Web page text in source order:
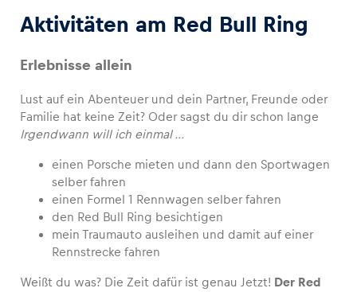
Aktivitäten am Red Bull Ring
Erlebnisse allein
Lust auf ein Abenteuer und dein Partner, Freunde oder
Familie hat keine Zeit? Oder sagst du dir schon lange
Irgendwann will ich einmal …
einen Porsche mieten und dann den Sportwagen
selber fahren
einen Formel 1 Rennwagen selber fahren
den Red Bull Ring besichtigen
mein Traumauto ausleihen und damit auf einer
Rennstrecke fahren
Weißt du was? Die Zeit dafür ist genau Jetzt! Der Red